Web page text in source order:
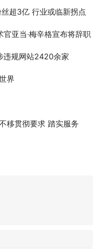
超3亿 行业或临新拐点
亚当·梅辛格宣布将辞职
违规网站2420余家
界
移贯彻要求 踏实服务